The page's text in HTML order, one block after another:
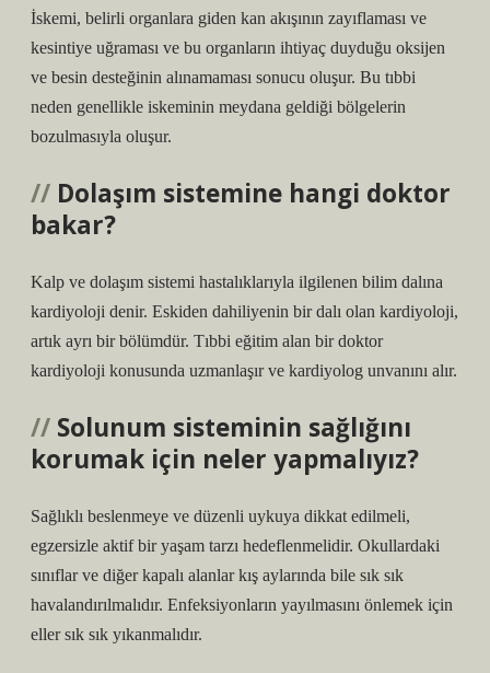
İskemi, belirli organlara giden kan akışının zayıflaması ve
kesintiye uğraması ve bu organların ihtiyaç duyduğu oksijen
ve besin desteğinin alınamaması sonucu oluşur. Bu tıbbi
neden genellikle iskeminin meydana geldiği bölgelerin
bozulmasıyla oluşur.
Dolaşım sistemine hangi doktor
bakar?
Kalp ve dolaşım sistemi hastalıklarıyla ilgilenen bilim dalına
kardiyoloji denir. Eskiden dahiliyenin bir dalı olan kardiyoloji,
artık ayrı bir bölümdür. Tıbbi eğitim alan bir doktor
kardiyoloji konusunda uzmanlaşır ve kardiyolog unvanını alır.
Solunum sisteminin sağlığını
korumak için neler yapmalıyız?
Sağlıklı beslenmeye ve düzenli uykuya dikkat edilmeli,
egzersizle aktif bir yaşam tarzı hedeflenmelidir. Okullardaki
sınıflar ve diğer kapalı alanlar kış aylarında bile sık sık
havalandırılmalıdır. Enfeksiyonların yayılmasını önlemek için
eller sık ​​sık yıkanmalıdır.